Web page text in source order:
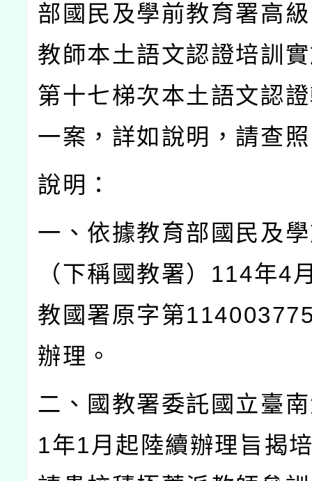
部國民及學前教育署高
教師本土語文認證培訓
第十七梯次本土語文認
一案，詳如說明，請查
說明：
一、依據教育部國民及
（下稱國教署） 114年4
教國署原字第
辦理。
二、國教署委託國立臺
1年1月起陸續辦理旨揭